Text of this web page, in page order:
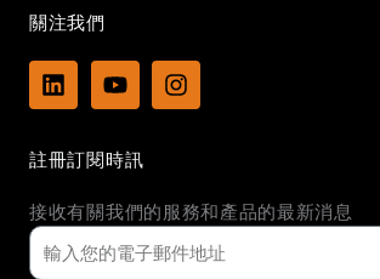
關注我們
L
i
e
i
n
Y
o
t
u
e
I
n
r
a
m
註冊訂閱時訊
接收有關我們的服務和產品的最新消息